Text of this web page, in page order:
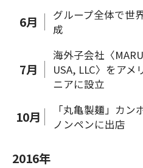
6月
グループ全体で世
成
7月
海外子会社〈
USA, LLC〉をアメ
ニアに設立
10月
「丸亀製麺」カン
ノンペンに出店
2016年